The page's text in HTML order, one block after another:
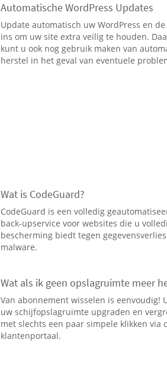
Automatische WordPress Updates
Update automatisch uw WordPress en
ins om uw site extra veilig te houden.
kunt u ook nog gebruik maken van
herstel in het geval van eventuele
Wat is CodeGuard?
CodeGuard is een volledig
back-upservice voor websites die u
bescherming biedt tegen
malware.
Wat als ik geen opslagruimte meer
Van abonnement wisselen is eenvoudig!
uw schijfopslagruimte upgraden en
met slechts een paar simpele klikken via
klantenportaal.